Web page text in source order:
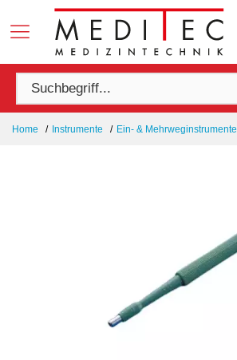
Home Instrumente Ein- & Mehrweginstrumente